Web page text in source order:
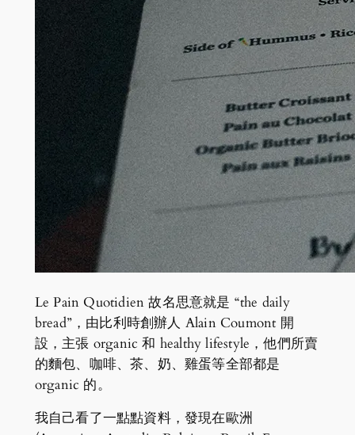
Le Pain Quotidien 故名思意就是 “the daily
bread”，由比利時創辦人 Alain Coumont 開
設，主張 organic 和 healthy lifestyle，他們所賣
的麵包、咖啡、茶、奶、雞蛋等全部都是
organic 的。
我自己看了一點點資料，發現在歐洲